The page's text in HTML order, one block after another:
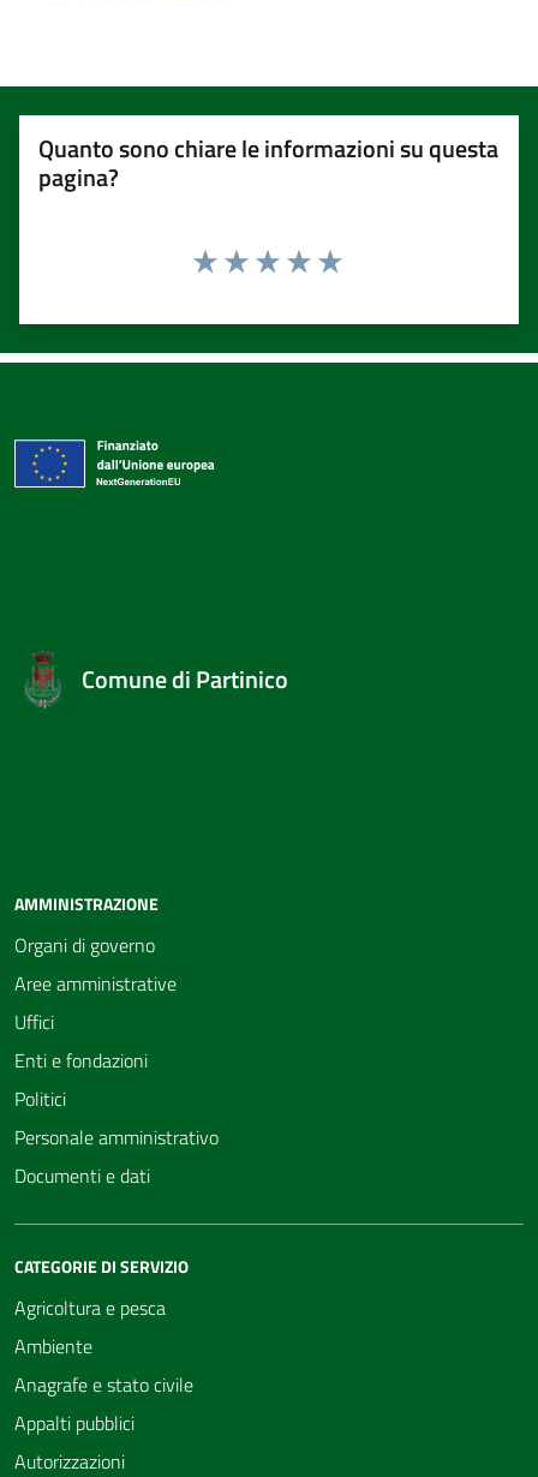
Quanto sono chiare le informazioni su questa
pagina?
Comune di Partinico
AMMINISTRAZIONE
Organi di governo
Aree amministrative
Uffici
Enti e fondazioni
Politici
Personale amministrativo
Documenti e dati
CATEGORIE DI SERVIZIO
Agricoltura e pesca
Ambiente
Anagrafe e stato civile
Appalti pubblici
Autorizzazioni